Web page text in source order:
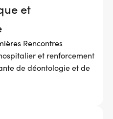
et
Rencontres
et renforcement
de déontologie et de